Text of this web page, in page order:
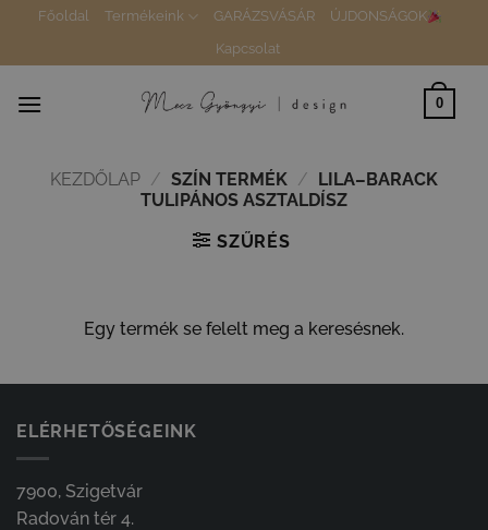
content
Főoldal Termékeink GARÁZSVÁSÁR
ÚJDONSÁGOK
Kapcsolat
0
KEZDŐLAP / SZÍN TERMÉK / LILA–BARACK
TULIPÁNOS ASZTALDÍSZ
SZŰRÉS
Egy termék se felelt meg a keresésnek.
ELÉRHETŐSÉGEINK
7900, Szigetvár
Radován tér 4.